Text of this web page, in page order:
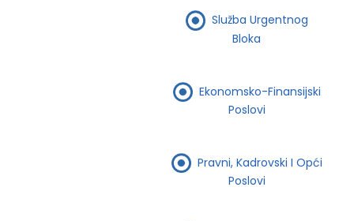
Služba Urgentnog
Bloka
Ekonomsko-Finansijski
Poslovi
Pravni, Kadrovski I Opći
Poslovi